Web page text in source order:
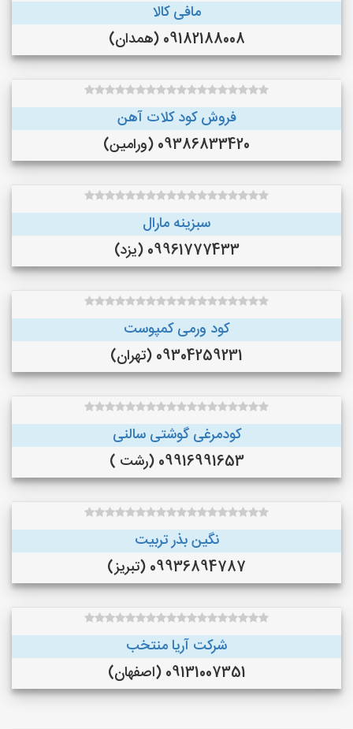
مافی کالا
09182188008 (همدان)
فروش کود کلات آهن
09386833420 (ورامین)
سبزینه مارال
09961777433 (یزد)
کود ورمی کمپوست
09304259231 (تهران)
کودمرغی گوشتی سالنی
09916991653 (رشت )
نگین بذر تربیت
09936894787 (تبریز)
شرکت آریا منتخب
09131007351 (اصفهان)